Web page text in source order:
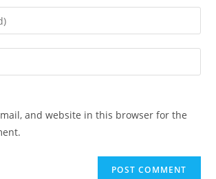
and website in this browser for the